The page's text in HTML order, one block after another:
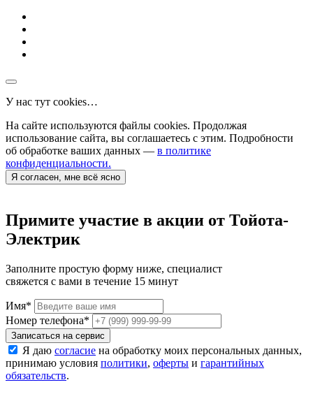
У нас тут cookies…
На сайте используются файлы cookies. Продолжая
использование сайта, вы соглашаетесь с этим. Подробности
об обработке ваших данных — в политике
конфиденциальности.
Я согласен, мне всё ясно
Примите участие в акции от Тойота-
Электрик
Заполните простую форму ниже, специалист
свяжется с вами в течение 15 минут
Имя*
Номер телефона*
Записаться на сервис
Я даю согласие на обработку моих персональных данных,
принимаю условия политики, оферты и гарантийных
обязательств.